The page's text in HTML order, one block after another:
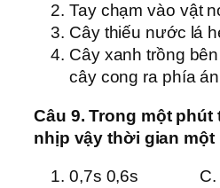
Tay chạm vào vật
Cây thiếu nước lá
Cây xanh trồng
cây cong ra phía
Câu 9. Trong một
nhịp vậy thời gian một
0,7s 0,6s